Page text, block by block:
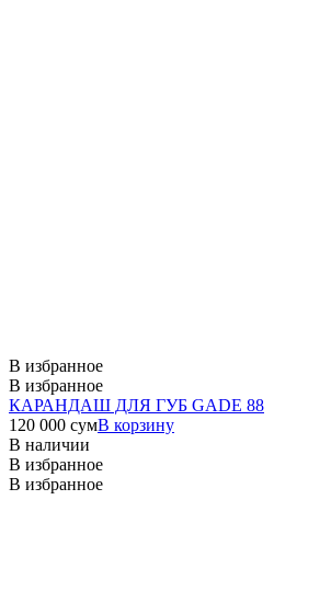
В избранное
В избранное
КАРАНДАШ ДЛЯ ГУБ GADE 88
120 000 сумВ корзину
В наличии
В избранное
В избранное